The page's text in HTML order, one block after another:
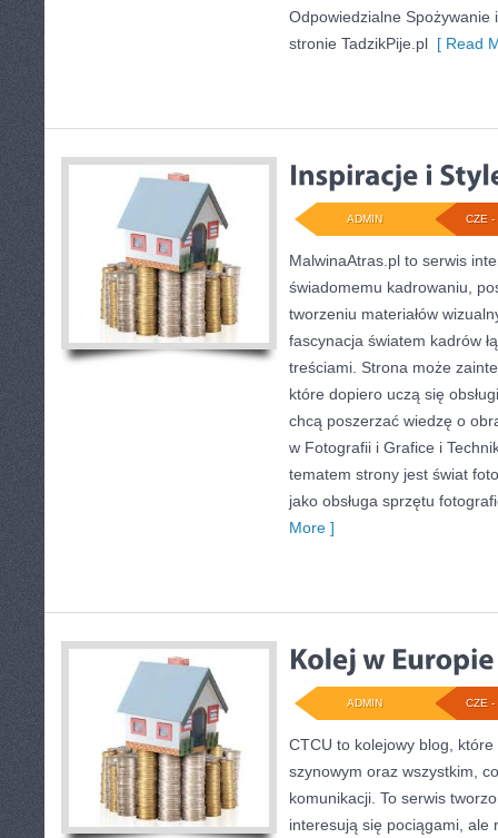
Odpowiedzialne Spożywanie
stronie TadzikPije.pl [ Read
CZE -
ADMIN
MalwinaAtras.pl to serwis
świadomemu kadrowaniu,
tworzeniu materiałów
fascynacja światem kadrów
treściami. Strona może
które dopiero uczą się
chcą poszerzać wiedzę o
w Fotografii i Grafice i
tematem strony jest świat
jako obsługa sprzętu
More ]
CZE -
ADMIN
CTCU to kolejowy blog,
szynowym oraz wszystkim,
komunikacji. To serwis
interesują się pociągami, ale